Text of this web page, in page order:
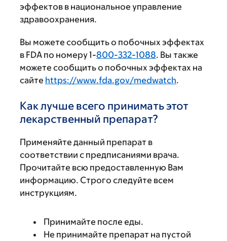
эффектов в национальное управление
здравоохранения.
Вы можете сообщить о побочных эффектах
в FDA по номеру 1-800-332-1088. Вы также
можете сообщить о побочных эффектах на
сайте https://www.fda.gov/medwatch.
Как лучше всего принимать этот
лекарственный препарат?
Применяйте данный препарат в
соответствии с предписаниями врача.
Прочитайте всю предоставленную Вам
информацию. Строго следуйте всем
инструкциям.
Принимайте после еды.
Не принимайте препарат на пустой